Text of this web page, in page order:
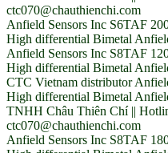
ctc070@chauthienchi.com
Anfield Sensors Inc S6TAF
High differential Bimetal
Anfield Sensors Inc S8TAF
High differential Bimetal
CTC Vietnam distributor
High differential Bimetal
TNHH Châu Thiên Chí ||
ctc070@chauthienchi.com
Anfield Sensors Inc S8TAF